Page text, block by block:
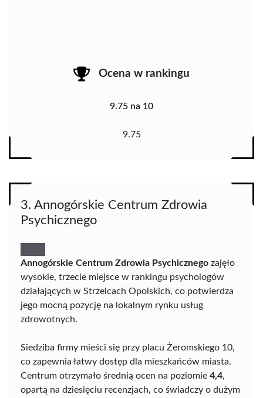
Ocena w rankingu
9.75 na 10
9.75
3. Annogórskie Centrum Zdrowia
Psychicznego
Annogórskie Centrum Zdrowia Psychicznego zajęło
wysokie, trzecie miejsce w rankingu psychologów
działających w Strzelcach Opolskich, co potwierdza
jego mocną pozycję na lokalnym rynku usług
zdrowotnych.
Siedziba firmy mieści się przy placu Żeromskiego 10,
co zapewnia łatwy dostęp dla mieszkańców miasta.
Centrum otrzymało średnią ocen na poziomie 4,4,
opartą na dziesięciu recenzjach, co świadczy o dużym